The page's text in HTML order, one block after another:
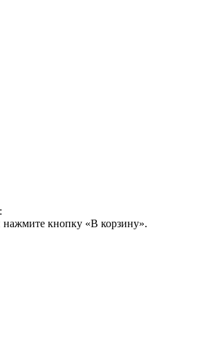
нажмите кнопку «В корзину».